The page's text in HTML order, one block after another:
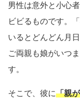
男性は意外と小心
ビビるものです。
いるとどんどん月
ご両親も娘がいつ
す。
そこで、彼に「親